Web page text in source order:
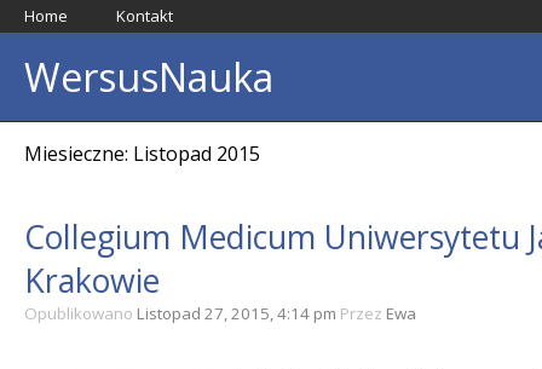
Home Kontakt
WersusNauka
Miesieczne: Listopad 2015
Collegium Medicum Uniwersytetu
Krakowie
Opublikowano Listopad 27, 2015, 4:14 pm Przez Ewa